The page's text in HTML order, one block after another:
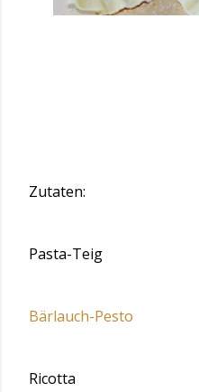
Zutaten:
Pasta-Teig
Bärlauch-Pesto
Ricotta